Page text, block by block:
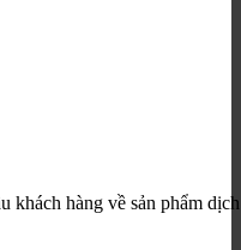
khách hàng về sản phẩm dịch